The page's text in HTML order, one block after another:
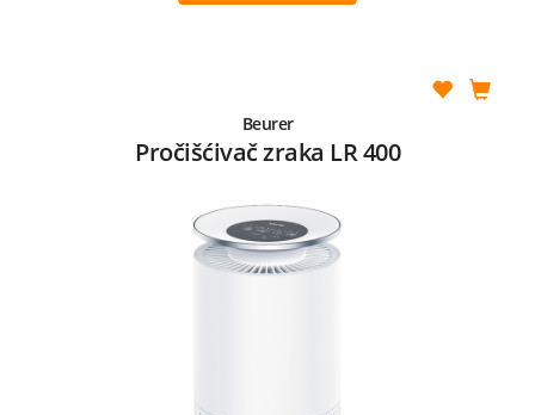
Beurer
Pročišćivač zraka LR 400